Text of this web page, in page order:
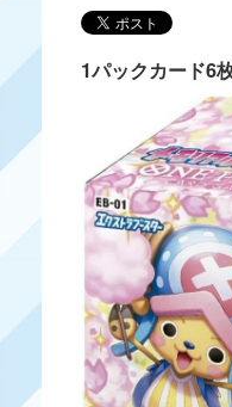
1パックカード6